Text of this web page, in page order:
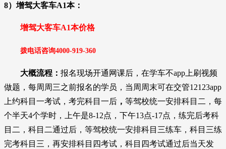
8）增驾大客车A1本：
增驾大客车A1本价格
拨电话咨询4000-919-360
大概流程： 报名现场开通网课后，在学车不app上刷视频
做题，每周周三之前报名的学员，当周周末可在交管12123app
上约科目一考试，考完科目一后 ， 等驾校统一安排科目二， 每
个半天4个学时，上午是8-12点，下午13点-17点，练完后考科
目二，科目二通过后，等驾校统一安排科目三练车，科目三练
完考科目三，再安排科目四考试，科目四考试通过后当天发